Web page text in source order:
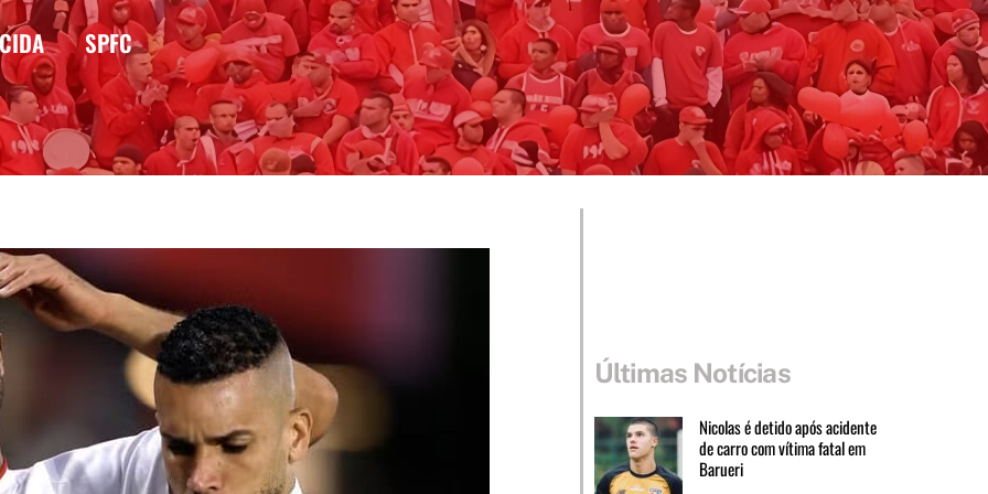
SPFC
Últimas Notícias
Nicolas é detido após acidente
de carro com vítima fatal em
Barueri